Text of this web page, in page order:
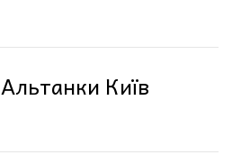
Альтанки Київ